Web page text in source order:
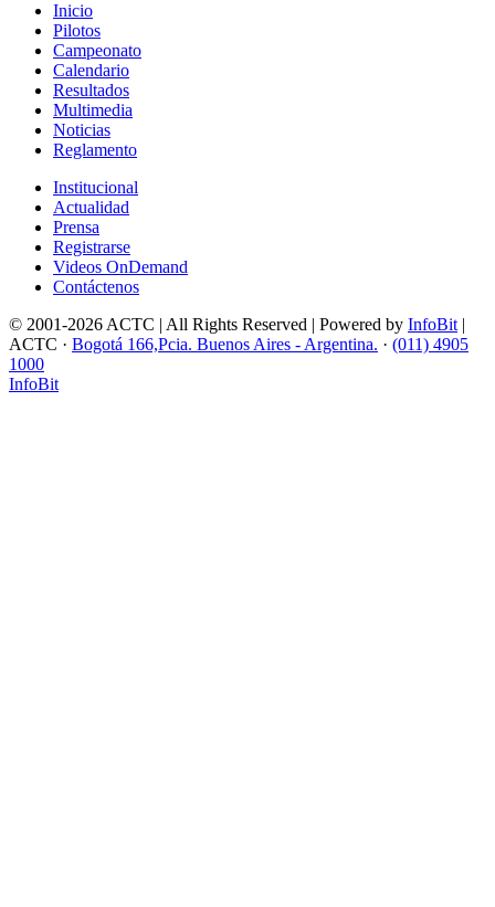
Inicio
Pilotos
Campeonato
Calendario
Resultados
Multimedia
Noticias
Reglamento
Institucional
Actualidad
Prensa
Registrarse
Videos OnDemand
Contáctenos
© 2001-2026 ACTC | All Rights Reserved | Powered by InfoBit |
ACTC · Bogotá 166,Pcia. Buenos Aires - Argentina. · (011) 4905
1000
InfoBit